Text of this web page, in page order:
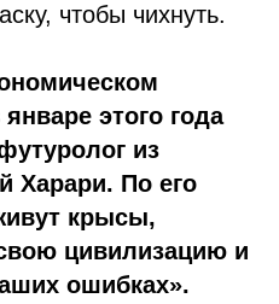
чтобы чихнуть.
этого года
из
Харари. По его
крысы,
цивилизацию и
ошибках».